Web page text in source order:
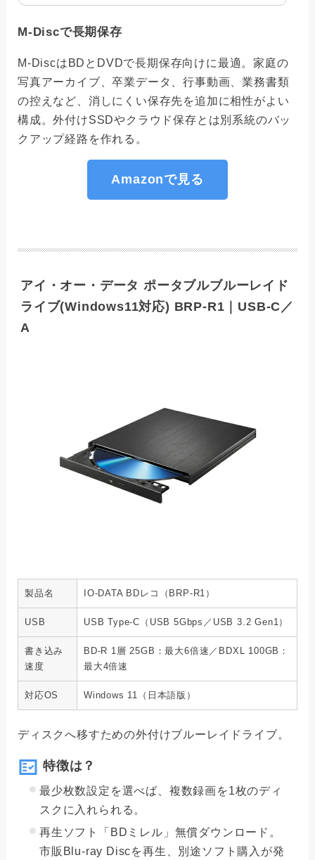
M-Discで長期保存
M-DiscはBDとDVDで長期保存向けに最適。家庭の
写真アーカイブ、卒業データ、行事動画、業務書類
の控えなど、消しにくい保存先を追加に相性がよい
構成。外付けSSDやクラウド保存とは別系統のバッ
クアップ経路を作れる。
Amazonで見る
アイ・オー・データ ポータブルブルーレイド
ライブ(Windows11対応) BRP-R1｜USB-C／
A
製品名 IO-DATA BDレコ（BRP-R1）
USB USB Type-C（USB 5Gbps／USB 3.2 Gen1）
書き込み
速度
BD-R 1層 25GB：最大6倍速／BDXL 100GB：
最大4倍速
対応OS Windows 11（日本語版）
ディスクへ移すための外付けブルーレイドライブ。
特徴は？
最少枚数設定を選べば、複数録画を1枚のディ
スクに入れられる。
再生ソフト「BDミレル」無償ダウンロード。
市販Blu-ray Discを再生、別途ソフト購入が発